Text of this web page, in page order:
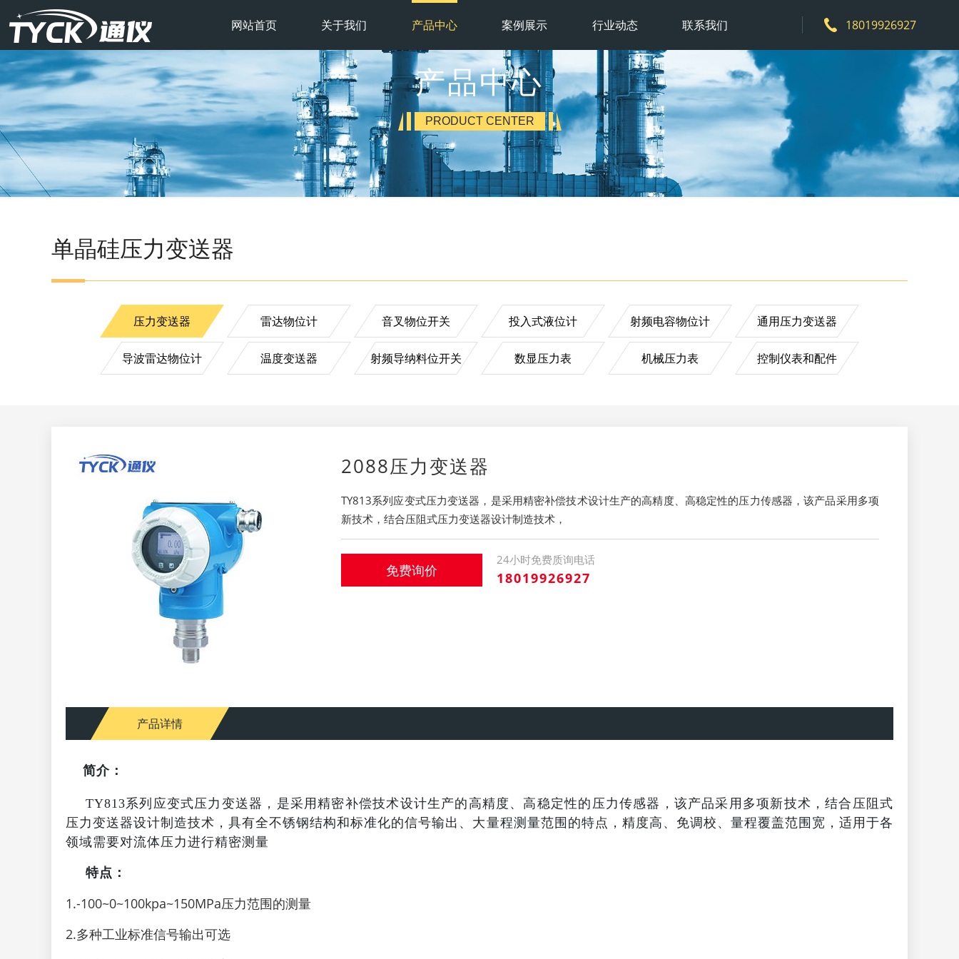
网站首页 关于我们 产品中心 案例展示 行业动态 联系我们 18019926927
产品中心
PRODUCT CENTER
单晶硅压力变送器
压力变送器 雷达物位计 音叉物位开关 投入式液位计 射频电容物位计 通用压力变送器
导波雷达物位计 温度变送器 射频导纳料位开关 数显压力表 机械压力表 控制仪表和配件
2088压力变送器
TY813系列应变式压力变送器，是采用精密补偿技术设计生产的高精度、高稳定性的压力传感器，该产品采用多项
新技术，结合压阻式压力变送器设计制造技术，
免费询价
24小时免费质询电话
18019926927
产品详情
简介：
TY813系列应变式压力变送器，是采用精密补偿技术设计生产的高精度、高稳定性的压力传感器，该产品采用多项新技术，结合压阻式
压力变送器设计制造技术，具有全不锈钢结构和标准化的信号输出、大量程测量范围的特点，精度高、免调校、量程覆盖范围宽，适用于各
领域需要对流体压力进行精密测量
特点：
1.-100~0~100kpa~150MPa压力范围的测量
2.多种工业标准信号输出可选